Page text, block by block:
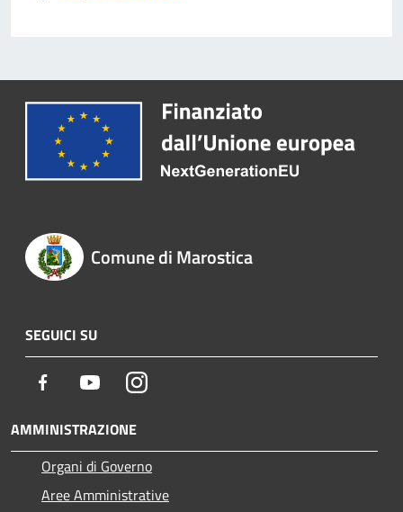
Comune di Marostica
SEGUICI SU
Facebook YoutubeInstagram
AMMINISTRAZIONE
Organi di Governo
Aree Amministrative